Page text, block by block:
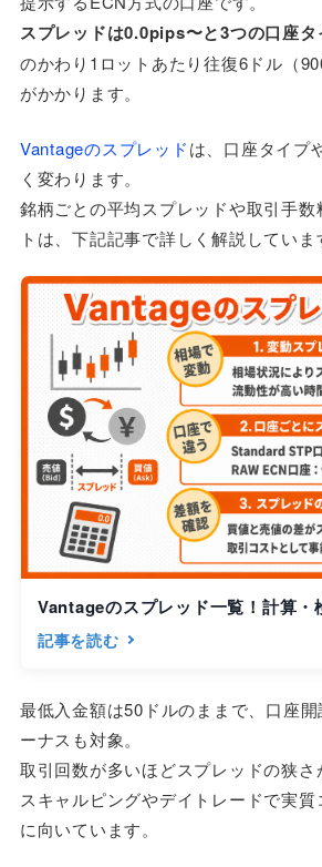
スプレッドは0.0pips〜と3つの口座タ
のかわり1ロットあたり往復6ドル（
がかかります。
Vantageのスプレッドは、口座タイプ
く変わります。
銘柄ごとの平均スプレッドや取引手数
トは、下記記事で詳しく解説していま
Vantageのスプレッド一覧！計算・
記事を読む
最低入金額は50ドルのままで、口座
ーナスも対象。
取引回数が多いほどスプレッドの狭さ
スキャルピングやデイトレードで実
に向いています。